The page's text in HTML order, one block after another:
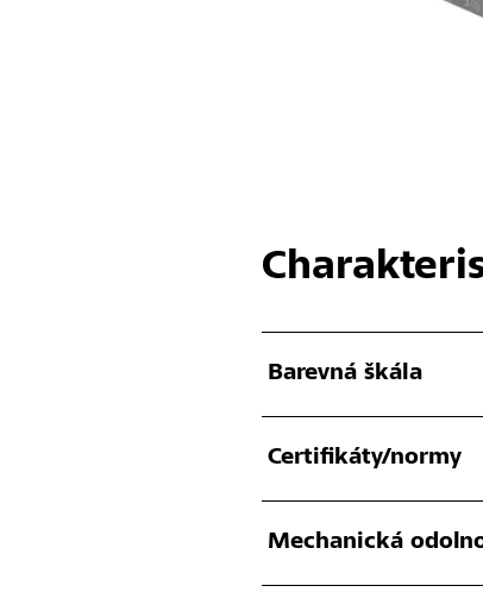
Barevná škála
Certifikáty/normy
Mechanická